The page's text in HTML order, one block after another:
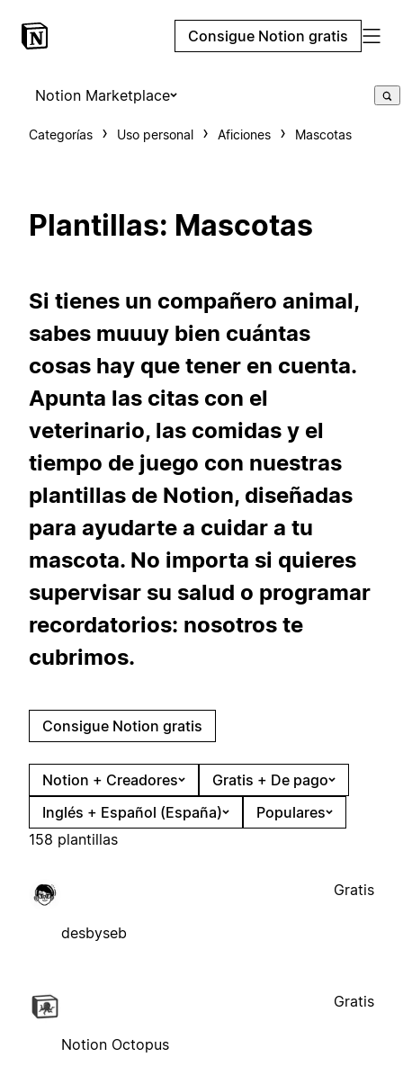
Consigue Notion gratis
Notion Marketplace
Categorías Uso personal Aficiones Mascotas
Plantillas: Mascotas
Si tienes un compañero animal,
sabes muuuy bien cuántas
cosas hay que tener en cuenta.
Apunta las citas con el
veterinario, las comidas y el
tiempo de juego con nuestras
plantillas de Notion, diseñadas
para ayudarte a cuidar a tu
mascota. No importa si quieres
supervisar su salud o programar
recordatorios: nosotros te
cubrimos.
Consigue Notion gratis
Notion + Creadores
Gratis + De pago
Inglés + Español (España)
Populares
158 plantillas
desbyseb
Gratis
Notion Octopus
Gratis